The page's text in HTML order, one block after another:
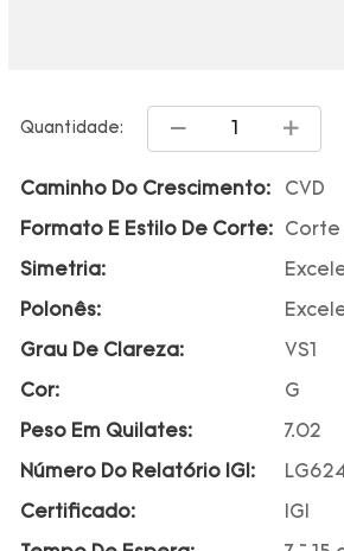
Quantidade:
Caminho Do Crescimento: CVD
Formato E Estilo De Corte: Corte
Simetria:
Polonês:
Grau De Clareza: VS1
Cor: G
Peso Em Quilates: 7.02
Número Do Relatório IGI:
Certificado: IGI